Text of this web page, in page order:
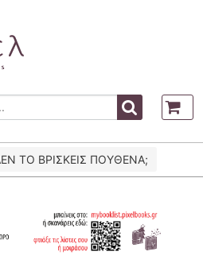
ΤΟ ΒΡΙΣΚΕΙΣ ΠΟΥΘΕΝΑ;